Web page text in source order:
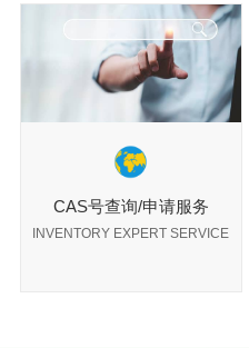
CAS号查询/申请服务
INVENTORY EXPERT SERVICE